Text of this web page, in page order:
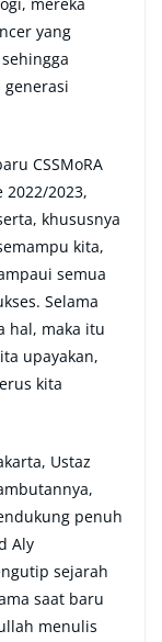
yang
CSSMoRA
2022/2023,
khususnya
kita,
semua
Selama
hal, maka itu
upayakan,
kita
Ustaz
penuh
Aly
sejarah
saat baru
menulis